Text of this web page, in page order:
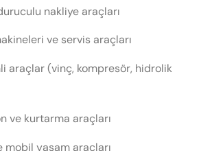
nakliye araçları
ve servis araçları
araçlar (vinç, kompresör, hidrolik
ve kurtarma araçları
mobil yaşam araçları